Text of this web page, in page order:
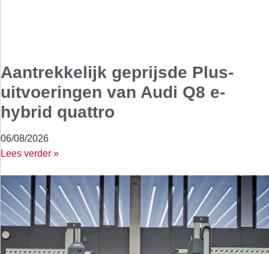
Aantrekkelijk geprijsde Plus-
uitvoeringen van Audi Q8 e-
hybrid quattro
06/08/2026
Lees verder »